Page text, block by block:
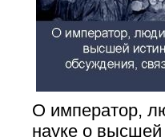
О император,
науке о